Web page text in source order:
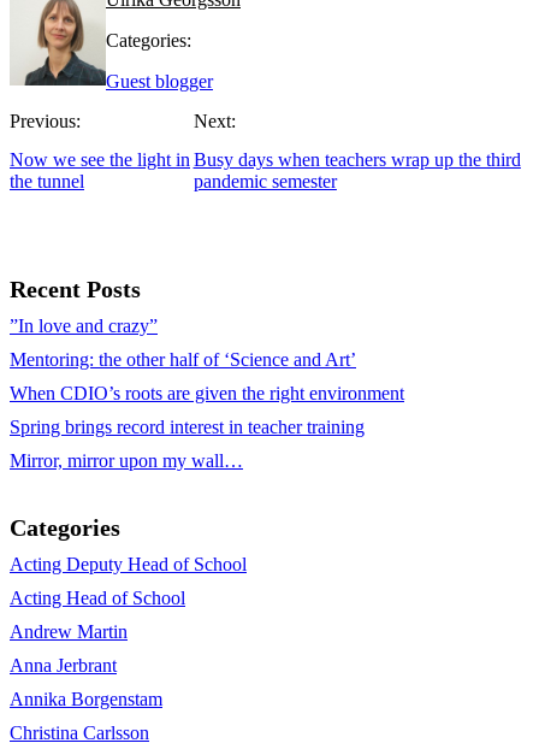
Categories:
Guest blogger
Previous:
Now we see the light in
the tunnel
Next:
Busy days when teachers wrap up the third
pandemic semester
Recent Posts
”In love and crazy”
Mentoring: the other half of ‘Science and Art’
When CDIO’s roots are given the right environment
Spring brings record interest in teacher training
Mirror, mirror upon my wall…
Categories
Acting Deputy Head of School
Acting Head of School
Andrew Martin
Anna Jerbrant
Annika Borgenstam
Christina Carlsson